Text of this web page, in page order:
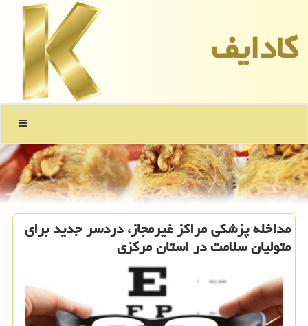
كادایف
منو
مداخله پزشكی مراكز غیرمجاز، دردسر جدید برای
متولیان سلامت در استان مركزی